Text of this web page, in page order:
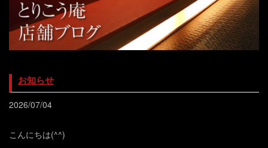
お知らせ
2026/07/04
こんにちは(^^)